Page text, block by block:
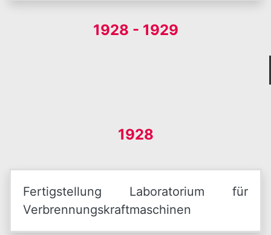
1928 - 1929
1928
Fertigstellung Laboratorium für
Verbrennungskraftmaschinen